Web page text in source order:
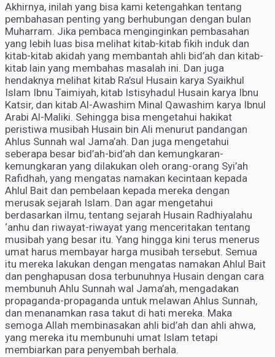
Akhirnya, inilah yang bisa kami ketengahkan tentang
pembahasan penting yang berhubungan dengan bulan
Muharram. Jika pembaca menginginkan pembasahan
yang lebih luas bisa melihat kitab-kitab fikih induk dan
kitab-kitab akidah yang membantah ahli bid’ah dan kitab-
kitab lain yang membahas masalah ini. Dan juga
hendaknya melihat kitab Ra’sul Husain karya Syaikhul
Islam Ibnu Taimiyah, kitab Istisyhadul Husain karya Ibnu
Katsir, dan kitab Al-Awashim Minal Qawashim karya Ibnul
Arabi Al-Maliki. Sehingga bisa mengetahui hakikat
peristiwa musibah Husain bin Ali menurut pandangan
Ahlus Sunnah wal Jama’ah. Dan juga mengetahui
seberapa besar bid’ah-bid’ah dan kemungkaran-
kemungkaran yang dilakukan oleh orang-orang Syi’ah
Rafidhah, yang mengatas namakan kecintaan kepada
Ahlul Bait dan pembelaan kepada mereka dengan
merusak sejarah Islam. Dan agar mengetahui
berdasarkan ilmu, tentang sejarah Husain Radhiyalahu
‘anhu dan riwayat-riwayat yang menceritakan tentang
musibah yang besar itu. Yang hingga kini terus menerus
umat harus membayar harga musibah tersebut. Semua
itu mereka lakukan dengan mengatas namakan Ahlul Bait
dan penghapusan dosa terbunuhnya Husain dengan cara
membunuh Ahlu Sunnah wal Jama’ah, mengadakan
propaganda-propaganda untuk melawan Ahlus Sunnah,
dan menanamkan rasa takut di hati mereka. Maka
semoga Allah membinasakan ahli bid’ah dan ahli ahwa,
yang mereka itu membunuhi umat Islam tetapi
membiarkan para penyembah berhala.